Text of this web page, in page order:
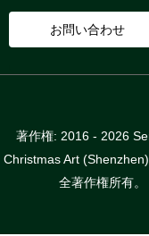
著作権: 2016 - 2026
Christmas Art
全著作権所有。